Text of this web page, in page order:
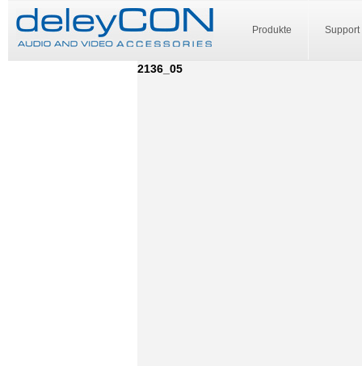
Produkte Support
2136_05